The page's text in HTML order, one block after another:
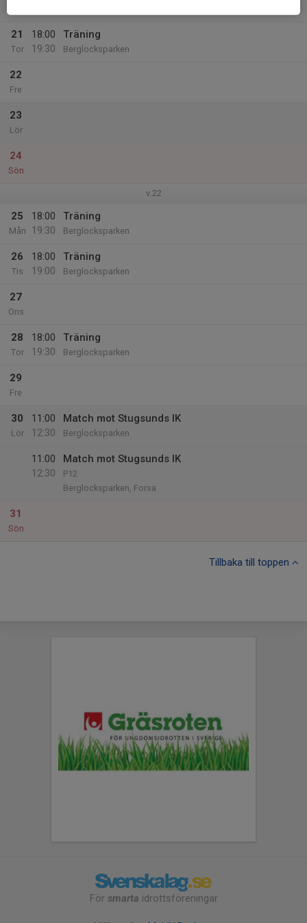
21
Tor
18:00
19:30
Träning
Berglocksparken
22
Fre
23
Lör
24
Sön
v.22
25
Mån
18:00
19:30
Träning
Berglocksparken
26
Tis
18:00
19:00
Träning
Berglocksparken
27
Ons
28
Tor
18:00
19:30
Träning
Berglocksparken
29
Fre
30
Lör
11:00
12:30
Match mot Stugsunds IK
Berglocksparken
11:00
12:30
Match mot Stugsunds IK
P12
Berglocksparken, Forsa
31
Sön
Tillbaka till toppen
För smarta idrottsföreningar